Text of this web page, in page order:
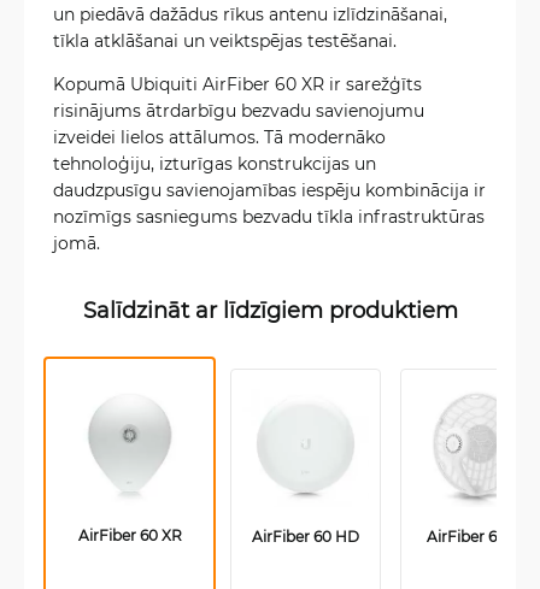
un piedāvā dažādus rīkus antenu izlīdzināšanai,
tīkla atklāšanai un veiktspējas testēšanai.
Kopumā Ubiquiti AirFiber 60 XR ir sarežģīts
risinājums ātrdarbīgu bezvadu savienojumu
izveidei lielos attālumos. Tā modernāko
tehnoloģiju, izturīgas konstrukcijas un
daudzpusīgu savienojamības iespēju kombinācija ir
nozīmīgs sasniegums bezvadu tīkla infrastruktūras
jomā.
Salīdzināt ar līdzīgiem produktiem
AirFiber 60 XR AirFiber 60 HD AirFiber 60 LR